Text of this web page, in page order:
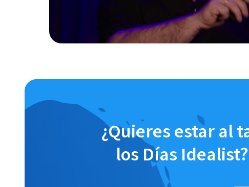
¿Quieres estar al
los Días